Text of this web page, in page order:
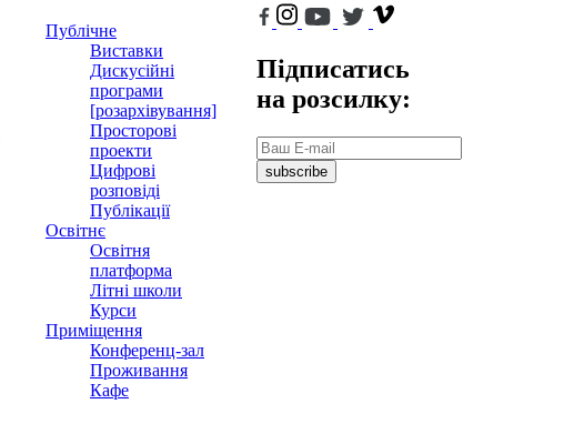
Публічне
Виставки
Дискусійні
програми
[розархівування]
Просторові
проекти
Цифрові
розповіді
Публікації
Освітнє
Освітня
платформа
Літні школи
Курси
Приміщення
Конференц-зал
Проживання
Кафе
Підписатись
на розсилку:
subscribe